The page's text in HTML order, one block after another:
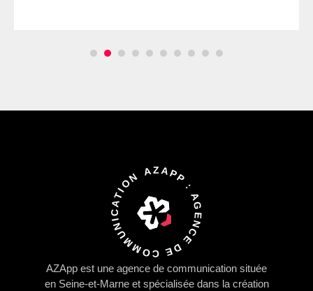
AZAPP : AGENCE DE COMMUNICATION
AZApp est une agence de communication située
en Seine-et-Marne et spécialisée dans la création